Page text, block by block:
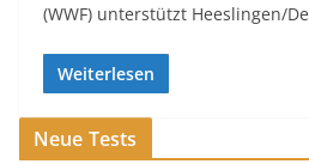
(WWF) unterstützt Heeslingen/
Weiterlesen
Neue Tests